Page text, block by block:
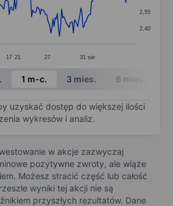
axis displaying categories.
axis displaying values. Data
17 21 27 31 sie
2,40
2,55
chart.1 m-c. 3 mies. 6 mies.
uzyskać dostęp do większej ilości
wykresów i analiz.
w akcje zazwyczaj
pozytywne zwroty, ale wiąże
Możesz stracić część lub całość
wyniki tej akcji nie są
przyszłych rezultatów. Dane